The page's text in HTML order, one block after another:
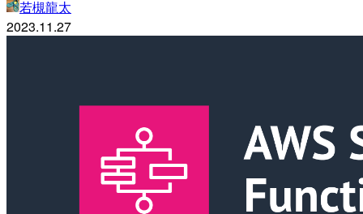
若槻龍太
2023.11.27